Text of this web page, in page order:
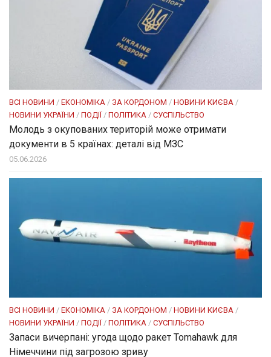
ВСІ НОВИНИ / ЕКОНОМІКА / ЗА КОРДОНОМ / НОВИНИ КИЄВА /
НОВИНИ УКРАЇНИ / ПОДІЇ / ПОЛІТИКА / СУСПІЛЬСТВО
Молодь з окупованих територій може отримати
документи в 5 країнах: деталі від МЗС
05.06.2026
ВСІ НОВИНИ / ЕКОНОМІКА / ЗА КОРДОНОМ / НОВИНИ КИЄВА /
НОВИНИ УКРАЇНИ / ПОДІЇ / ПОЛІТИКА / СУСПІЛЬСТВО
Запаси вичерпані: угода щодо ракет Tomahawk для
Німеччини під загрозою зриву